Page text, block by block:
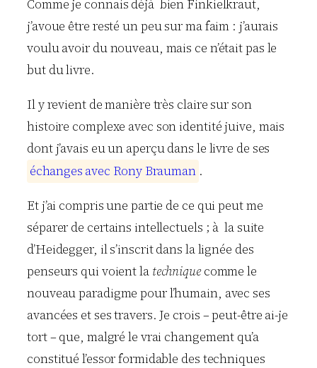
Comme je connais déjà bien Finkielkraut,
j’avoue être resté un peu sur ma faim : j’aurais
voulu avoir du nouveau, mais ce n’était pas le
but du livre.
Il y revient de manière très claire sur son
histoire complexe avec son identité juive, mais
dont j’avais eu un aperçu dans le livre de ses
échanges avec Rony Brauman .
Et j’ai compris une partie de ce qui peut me
séparer de certains intellectuels ; à la suite
d’Heidegger, il s’inscrit dans la lignée des
penseurs qui voient la techniquecomme le
nouveau paradigme pour l’humain, avec ses
avancées et ses travers. Je crois – peut-être ai-je
tort – que, malgré le vrai changement qu’a
constitué l’essor formidable des techniques